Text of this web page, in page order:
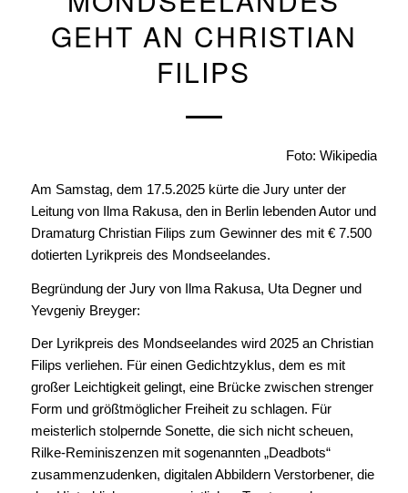
GEHT AN CHRISTIAN
FILIPS
Foto: Wikipedia
Am Samstag, dem 17.5.2025 kürte die Jury unter der
Leitung von Ilma Rakusa, den in Berlin lebenden Autor und
Dramaturg Christian Filips zum Gewinner des mit € 7.500
dotierten Lyrikpreis des Mondseelandes.
Begründung der Jury von Ilma Rakusa, Uta Degner und
Yevgeniy Breyger:
Der Lyrikpreis des Mondseelandes wird 2025 an Christian
Filips verliehen. Für einen Gedichtzyklus, dem es mit
großer Leichtigkeit gelingt, eine Brücke zwischen strenger
Form und größtmöglicher Freiheit zu schlagen. Für
meisterlich stolpernde Sonette, die sich nicht scheuen,
Rilke-Reminiszenzen mit sogenannten „Deadbots“
zusammenzudenken, digitalen Abbildern Verstorbener, die